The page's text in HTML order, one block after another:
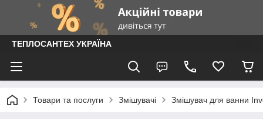
ТЕПЛОСАНТЕХ УКРАЇНА
Товари та послуги Змішувачі Змішувач для ванни